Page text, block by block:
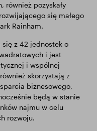
również pozyskały
się małego
Rainham.
się z 42 jednostek o
i jest
i wspólnej
skorzystają z
biznesowego,
będą w stanie
najmu w celu
rozwoju.